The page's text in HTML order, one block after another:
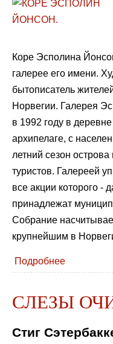
Коре Эсполина
галерее его имени.
бытописатель
Норвегии. Галерея
в 1992 году в
архипелаге, с
летний сезон
туристов. Галереей
все акции которого -
принадлежат
Собрание
крупнейшим в
Подробнее
СЛЕЗЫ
Стиг